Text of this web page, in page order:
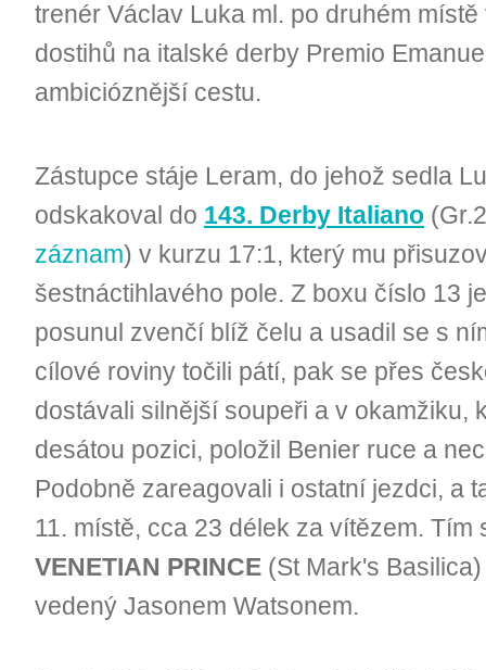
trenér Václav Luka ml. po druhém
dostihů na italské derby Premio
ambicióznější cestu.
Zástupce stáje Leram, do jehož sedla
odskakoval do 143. Derby Italiano
záznam) v kurzu 17:1, který mu
šestnáctihlavého pole. Z boxu číslo 13
posunul zvenčí blíž čelu a usadil se s
cílové roviny točili pátí, pak se přes
dostávali silnější soupeři a v okamžiku,
desátou pozici, položil Benier ruce a
Podobně zareagovali i ostatní jezdci, a
11. místě, cca 23 délek za vítězem.
VENETIAN PRINCE (St Mark's
vedený Jasonem Watsonem.